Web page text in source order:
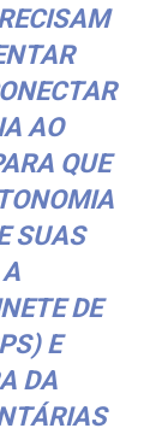
AO
QUE
SUAS
DE
E
DA